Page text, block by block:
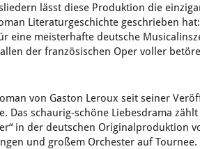
lässt diese Produktion die
Literaturgeschichte geschrieben hat:
eine meisterhafte deutsche
der französischen Oper voller
von Gaston Leroux seit seiner
Das schaurig-schöne Liebesdrama
in der deutschen Originalproduktion
und großem Orchester auf Tournee.